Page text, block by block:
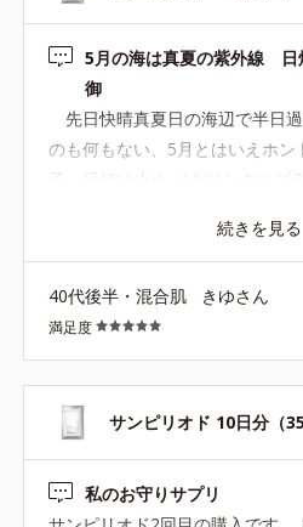
5月の海は真夏の紫外線 日
御
先日快晴真夏日の海辺で半日
のも何もない、5月とはいえホ
子、日焼け止め（UVリンクルブ
し、半年ぶりに引っ張り出して
は紫外線ににさらされている間
までの間、有用成分をとどめて
会や子供会のイベントなど、ほ
定される日の前日の夜に一粒、
イッチ方式でとっていました。
で今回も同様に飲みました。本
今回も逃げ場どころか砂浜がレ
線が襲ってくる環境でしたが、
続きを見る
40代後半・混合肌 きゆさん
満足度
サンピリオド 10日分（
私のお守りサプリ